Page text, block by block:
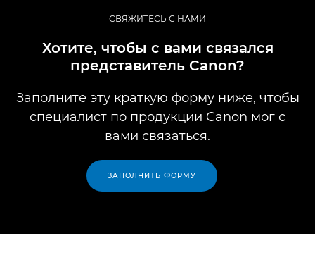
СВЯЖИТЕСЬ С НАМИ
Хотите, чтобы с вами связался
представитель Canon?
Заполните эту краткую форму ниже, чтобы
специалист по продукции Canon мог с
вами связаться.
ЗАПОЛНИТЬ ФОРМУ